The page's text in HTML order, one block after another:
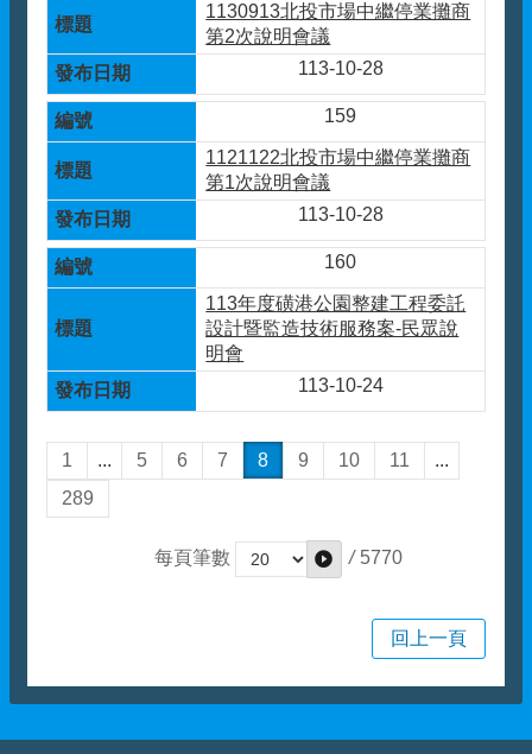
1130913北投市場中繼停業攤商
第2次說明會議
113-10-28
159
1121122北投市場中繼停業攤商
第1次說明會議
113-10-28
160
113年度磺港公園整建工程委託
設計暨監造技術服務案-民眾說
明會
113-10-24
1 ... 5 6 7 8 9 10 11
...
289
每頁筆數 / 5770
回上一頁